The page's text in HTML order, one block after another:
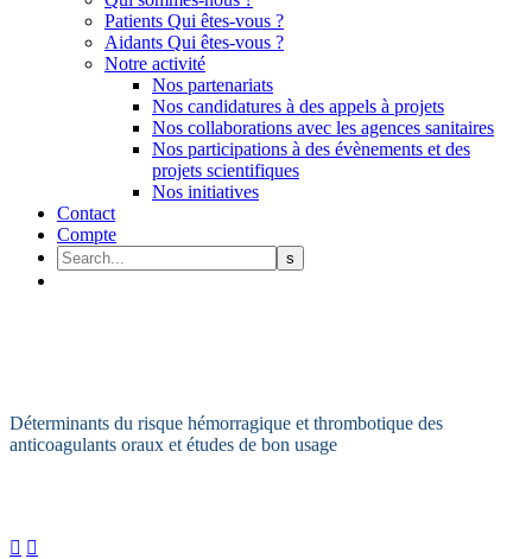
Patients Qui êtes-vous ?
Aidants Qui êtes-vous ?
Notre activité
Nos partenariats
Nos candidatures à des appels à projets
Nos collaborations avec les agences sanitaires
Nos participations à des évènements et des
projets scientifiques
Nos initiatives
Contact
Compte
Déterminants du risque hémorragique et thrombotique des
anticoagulants oraux et études de bon usage
 